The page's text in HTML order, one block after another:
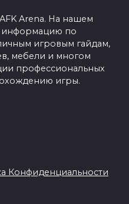
Arena. На нашем
информацию по
игровым гайдам,
мебели и многом
профессиональных
игры.
Конфиденциальности